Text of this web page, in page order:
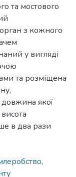
та мостового
з кожного
у вигляді
та розміщена
довжина якої
в два рази
,